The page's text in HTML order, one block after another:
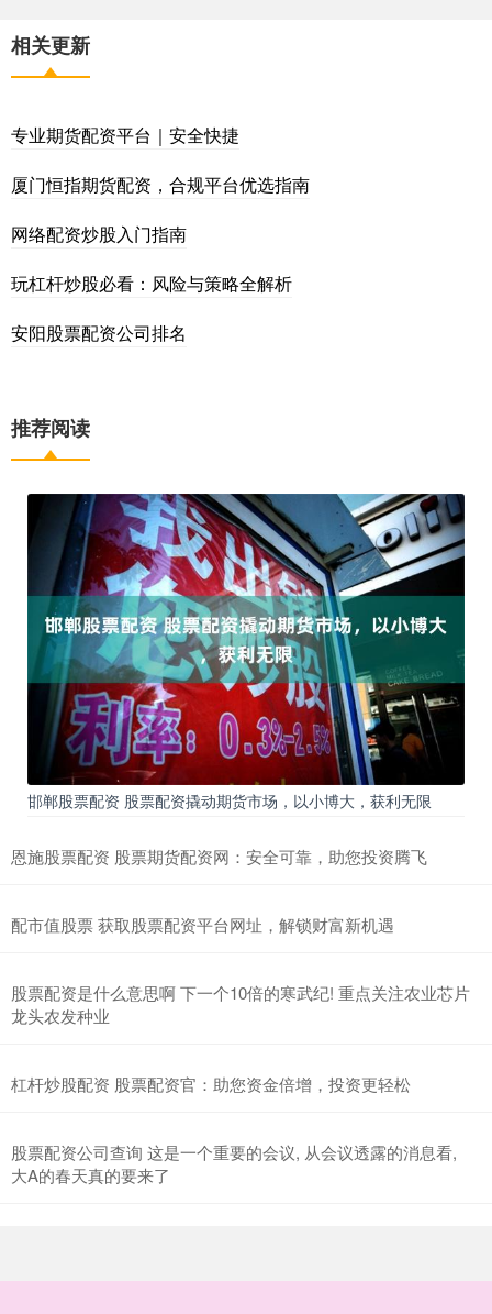
相关更新
专业期货配资平台｜安全快捷
厦门恒指期货配资，合规平台优选指南
网络配资炒股入门指南
玩杠杆炒股必看：风险与策略全解析
安阳股票配资公司排名
推荐阅读
邯郸股票配资 股票配资撬动期货市场，以小博大，获利无限
恩施股票配资 股票期货配资网：安全可靠，助您投资腾飞
配市值股票 获取股票配资平台网址，解锁财富新机遇
股票配资是什么意思啊 下一个10倍的寒武纪! 重点关注农业芯片
龙头农发种业
杠杆炒股配资 股票配资官：助您资金倍增，投资更轻松
股票配资公司查询 这是一个重要的会议, 从会议透露的消息看,
大A的春天真的要来了